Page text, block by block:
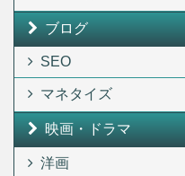
ブログ
SEO
マネタイズ
映画・ドラマ
洋画